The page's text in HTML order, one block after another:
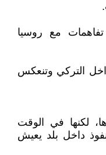
تفاهمات مع روسيا
التركي وتنعكس
لكنها في الوقت
داخل بلد يعيش